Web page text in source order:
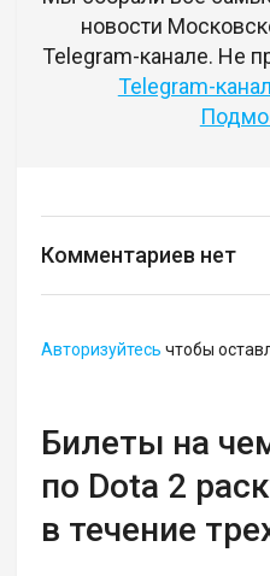
новости
Telegram-канале. Не
Telegram-
Комментариев нет
Авторизуйтесь чтобы
Билеты на
по Dota 2
в течение